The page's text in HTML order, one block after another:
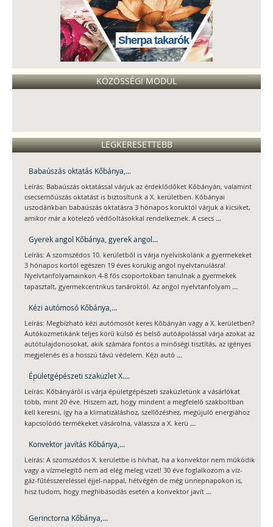
Sherpa takarók
KÖZÖSSÉGI MODUL
LEGKERESETTEBB
Babaúszás oktatás Kőbánya,...
Leírás: Babaúszás oktatással várjuk az érdeklődőket Kőbányán, valamint
csecsemőúszás oktatást is biztosítunk a X. kerületben. Kőbányai
uszodánkban babaúszás oktatásra 3 hónapos koruktól várjuk a kicsiket,
amikor már a kötelező védőoltásokkal rendelkeznek. A csecs ...
Gyerek angol Kőbánya, gyerek angol...
Leírás: A szomszédos 10. kerületből is várja nyelviskolánk a gyermekeket
3 hónapos kortól egészen 19 éves korukig angol nyelvtanulásra!
Nyelvtanfolyamainkon 4-8 fős csoportokban tanulnak a gyermekek
tapasztalt, gyermekcentrikus tanároktól. Az angol nyelvtanfolyam ...
Kézi autómosó Kőbánya,...
Leírás: Megbízható kézi autómosót keres Kőbányán vagy a X. kerületben?
Autókozmetikánk teljes körű külső és belső autóápolással várja azokat az
autótulajdonosokat, akik számára fontos a minőségi tisztítás, az igényes
megjelenés és a hosszú távú védelem. Kézi autó ...
Épületgépészeti szaküzlet X....
Leírás: Kőbányáról is várja épületgépészeti szaküzletünk a vásárlókat
több, mint 20 éve. Hiszem azt, hogy mindent a megfelelő szakboltban
kell keresni, így ha a klimatizáláshoz, szellőzéshez, megújuló energiához
kapcsolódó termékeket vásárolna, válassza a X. kerü ...
Konvektor javítás Kőbánya,...
Leírás: A szomszédos X. kerületbe is hívhat, ha a konvektor nem működik
vagy a vízmelegítő nem ad elég meleg vizet! 30 éve foglalkozom a víz-
gáz-fűtésszereléssel éjjel-nappal, hétvégén de még ünnepnapokon is,
hisz tudom, hogy meghibásodás esetén a konvektor javít ...
Gerinctorna Kőbánya,...